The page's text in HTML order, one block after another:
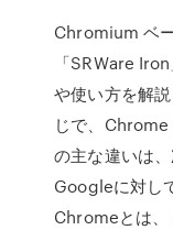
Chromium ベ
「SRWare
や使い方を解
じで、
の主な違いは
Googleに対し
Chromeとは